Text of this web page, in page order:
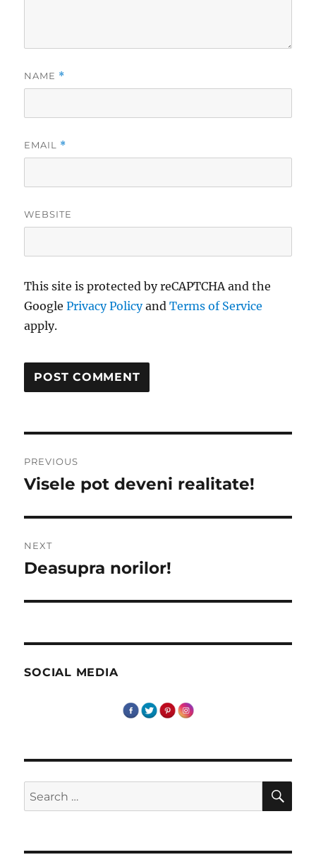
NAME *
EMAIL *
WEBSITE
This site is protected by reCAPTCHA and the
GooglePrivacy PolicyandTerms of Service
apply.
navigation
PREVIOUS
Previous
Visele pot deveni realitate!
NEXT
Next
Deasupra norilor!
SOCIAL MEDIA
Search
for: